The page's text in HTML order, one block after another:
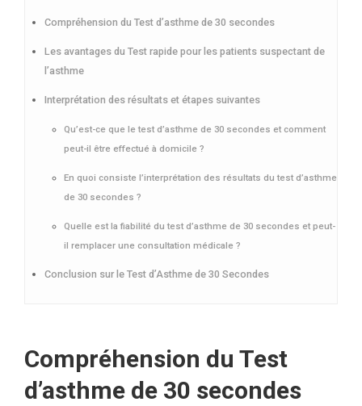
Compréhension du Test d’asthme de 30 secondes
Les avantages du Test rapide pour les patients suspectant de
l’asthme
Interprétation des résultats et étapes suivantes
Qu’est-ce que le test d’asthme de 30 secondes et comment
peut-il être effectué à domicile ?
En quoi consiste l’interprétation des résultats du test d’asthme
de 30 secondes ?
Quelle est la fiabilité du test d’asthme de 30 secondes et peut-
il remplacer une consultation médicale ?
Conclusion sur le Test d’Asthme de 30 Secondes
Compréhension du Test
d’asthme de 30 secondes